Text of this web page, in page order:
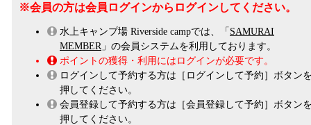
※会員の方は会員ログインからログインしてください。
水上キャンプ場 Riverside campでは、「 SAMURAI
MEMBER 」の会員システムを利用しております。
ポイントの獲得・利用にはログインが必要です。
ログインして予約する方は［ログインして予約］ボタン
押してください。
会員登録して予約する方は［会員登録して予約］ボタン
押してください。